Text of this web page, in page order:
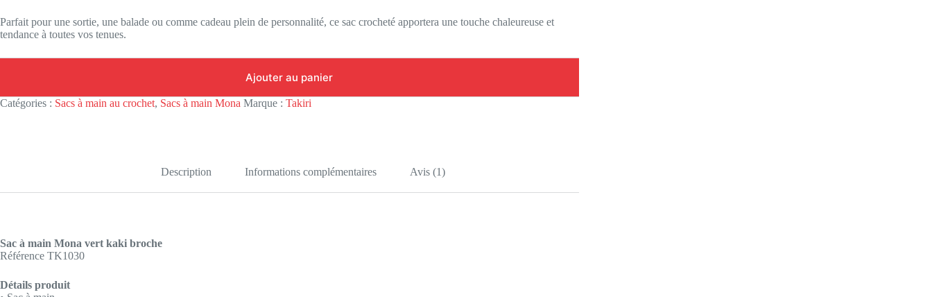
Parfait pour une sortie, une balade ou comme cadeau plein de personnalité, ce sac crocheté apportera une touche chaleureuse et
tendance à toutes vos tenues.
Ajouter au panier
Catégories : Sacs à main au crochet, Sacs à main Mona Marque : Takiri
Description Informations complémentaires Avis (1)
Sac à main Mona vert kaki broche
Référence TK1030
Détails produit